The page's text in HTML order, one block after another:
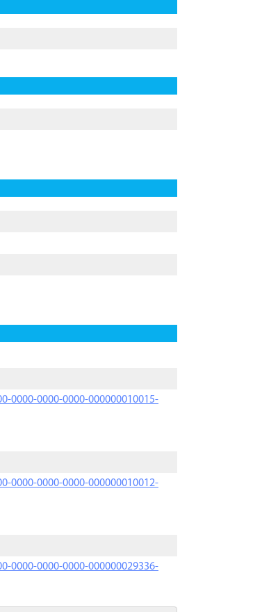
0000-0000-0000-000000010015-
0000-0000-0000-000000010012-
0000-0000-0000-000000029336-